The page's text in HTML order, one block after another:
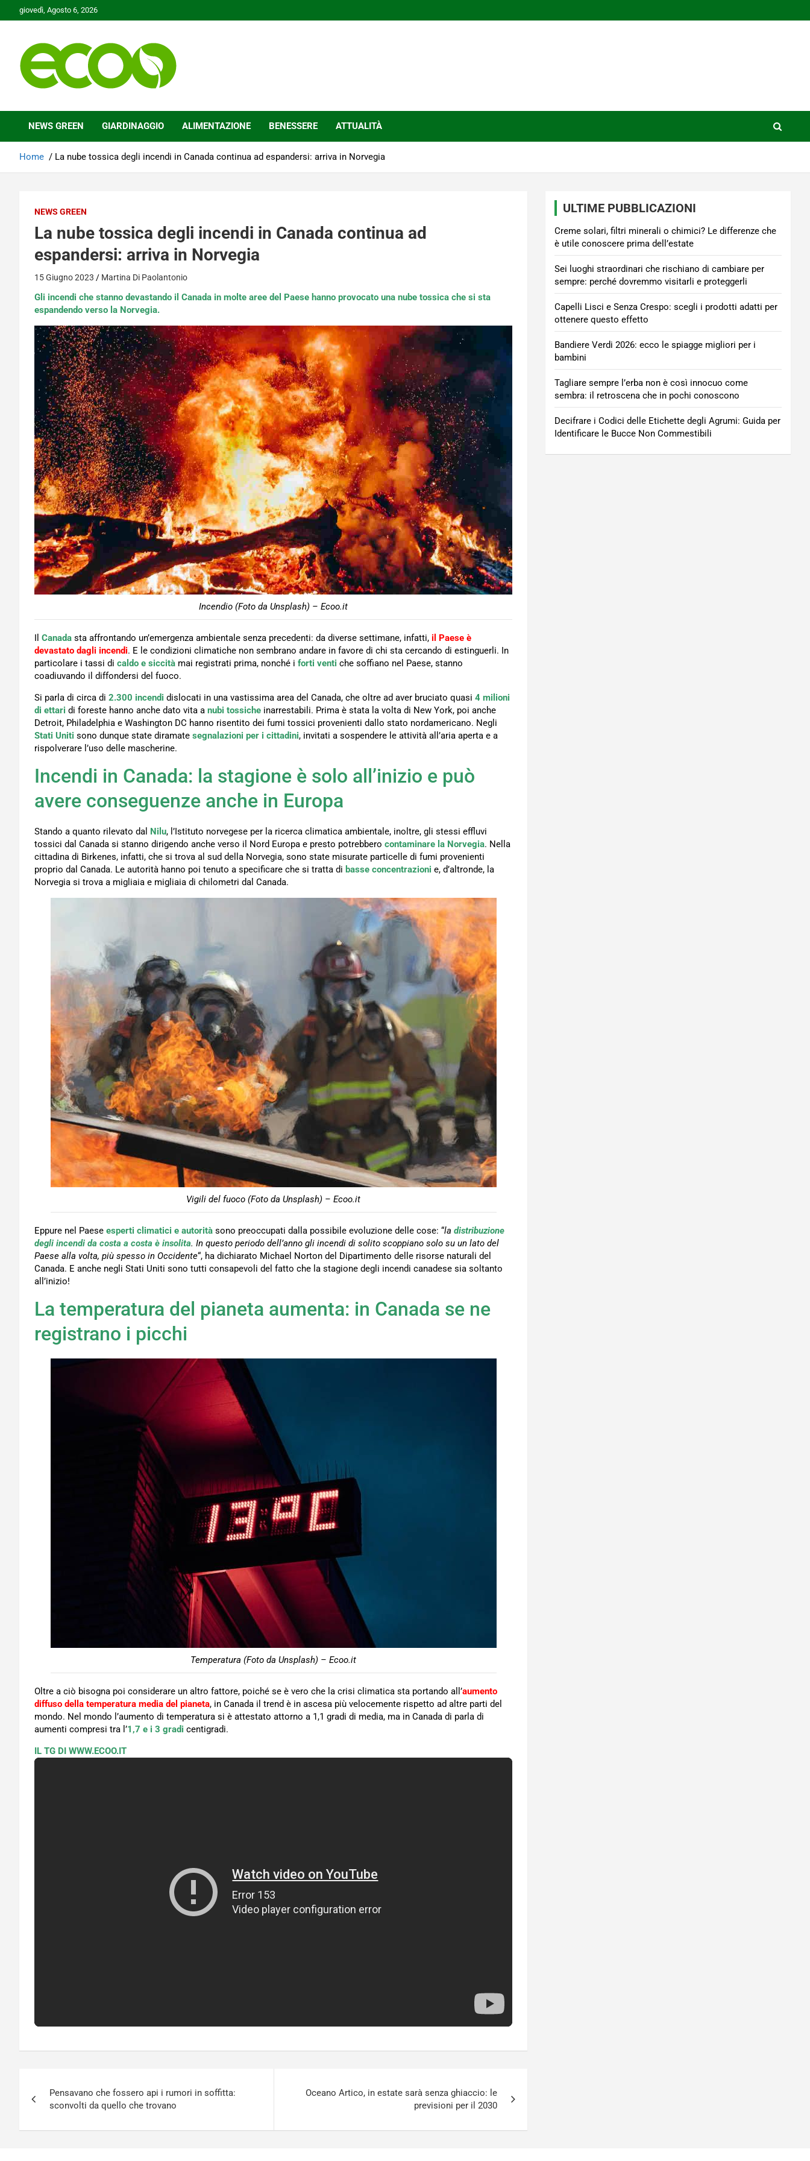
to
giovedì, Agosto 6, 2026
Ecoo.it
NEWS GREEN GIARDINAGGIO ALIMENTAZIONE BENESSERE ATTUALITÀ
Home La nube tossica degli incendi in Canada continua ad espandersi: arriva in Norvegia
NEWS GREEN
La nube tossica degli incendi in Canada continua ad
espandersi: arriva in Norvegia
15 Giugno 2023 Martina Di Paolantonio
Gli incendi che stanno devastando il Canada in molte aree del Paese hanno provocato una nube tossica che si sta
espandendo verso la Norvegia.
Incendio (Foto da Unsplash) – Ecoo.it
Il Canada sta affrontando un’emergenza ambientale senza precedenti: da diverse settimane, infatti, il Paese è
devastato dagli incendi. E le condizioni climatiche non sembrano andare in favore di chi sta cercando di estinguerli. In
particolare i tassi di caldo e siccità mai registrati prima, nonché i forti venti che soffiano nel Paese, stanno
coadiuvando il diffondersi del fuoco.
Si parla di circa di 2.300 incendi dislocati in una vastissima area del Canada, che oltre ad aver bruciato quasi 4 milioni
di ettari di foreste hanno anche dato vita a nubi tossiche inarrestabili. Prima è stata la volta di New York, poi anche
Detroit, Philadelphia e Washington DC hanno risentito dei fumi tossici provenienti dallo stato nordamericano. Negli
Stati Uniti sono dunque state diramate segnalazioni per i cittadini, invitati a sospendere le attività all’aria aperta e a
rispolverare l’uso delle mascherine.
Incendi in Canada: la stagione è solo all’inizio e può
avere conseguenze anche in Europa
Stando a quanto rilevato dal Nilu, l’Istituto norvegese per la ricerca climatica ambientale, inoltre, gli stessi effluvi
tossici dal Canada si stanno dirigendo anche verso il Nord Europa e presto potrebbero contaminare la Norvegia. Nella
cittadina di Birkenes, infatti, che si trova al sud della Norvegia, sono state misurate particelle di fumi provenienti
proprio dal Canada. Le autorità hanno poi tenuto a specificare che si tratta di basse concentrazioni e, d’altronde, la
Norvegia si trova a migliaia e migliaia di chilometri dal Canada.
Vigili del fuoco (Foto da Unsplash) – Ecoo.it
Eppure nel Paese esperti climatici e autorità sono preoccupati dalla possibile evoluzione delle cose: “la distribuzione
degli incendi da costa a costa è insolita. In questo periodo dell’anno gli incendi di solito scoppiano solo su un lato del
Paese alla volta, più spesso in Occidente“, ha dichiarato Michael Norton del Dipartimento delle risorse naturali del
Canada. E anche negli Stati Uniti sono tutti consapevoli del fatto che la stagione degli incendi canadese sia soltanto
all’inizio!
La temperatura del pianeta aumenta: in Canada se ne
registrano i picchi
Temperatura (Foto da Unsplash) – Ecoo.it
Oltre a ciò bisogna poi considerare un altro fattore, poiché se è vero che la crisi climatica sta portando all’aumento
diffuso della temperatura media del pianeta, in Canada il trend è in ascesa più velocemente rispetto ad altre parti del
mondo. Nel mondo l’aumento di temperatura si è attestato attorno a 1,1 gradi di media, ma in Canada di parla di
aumenti compresi tra l’1,7 e i 3 gradi centigradi.
IL TG DI WWW.ECOO.IT
articoli
Pensavano che fossero api i rumori in soffitta:
sconvolti da quello che trovano
Oceano Artico, in estate sarà senza ghiaccio: le
previsioni per il 2030
ULTIME PUBBLICAZIONI
Creme solari, filtri minerali o chimici? Le differenze che
è utile conoscere prima dell’estate
Sei luoghi straordinari che rischiano di cambiare per
sempre: perché dovremmo visitarli e proteggerli
Capelli Lisci e Senza Crespo: scegli i prodotti adatti per
ottenere questo effetto
Bandiere Verdi 2026: ecco le spiagge migliori per i
bambini
Tagliare sempre l’erba non è così innocuo come
sembra: il retroscena che in pochi conoscono
Decifrare i Codici delle Etichette degli Agrumi: Guida per
Identificare le Bucce Non Commestibili